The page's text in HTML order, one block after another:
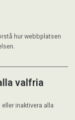
hur webbplatsen
valfria
inaktivera alla